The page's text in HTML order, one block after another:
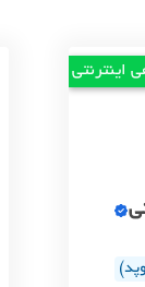
اینترنتی